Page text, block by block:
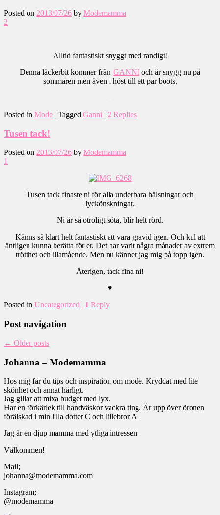
Posted on 2013/07/26 by Modemamma
2
Alltid fantastiskt snyggt med randigt!
Denna läckerbit kommer från GANNI och är snygg nu på
sommaren men även i höst till ett par boots.
Posted in Mode | Tagged Ganni | 2 Replies
Tusen tack!
Posted on 2013/07/26 by Modemamma
1
Tusen tack finaste ni för alla underbara hälsningar och
lyckönskningar.
Ni är så otroligt söta, blir helt rörd.
Känns så klart helt fantastiskt att vara gravid igen. Och kul att
äntligen kunna berätta för er. Det har varit några månader av extrem
trötthet och illamående. Men nu känner jag mig på topp igen.
Återigen, tack fina ni!
♥
Posted in Uncategorized | 1 Reply
Post navigation
← Older posts
Johanna – Modemamma
Hos mig får du tips och inspiration om mode. Kryddat med lite
skönhet och annat härligt.
Jag gillar att mixa budget med lyx.
Har en förkärlek till handväskor vackra ting. Är upp över öronen
förälskad i min lilla dotter C och lillebror A.
Jag är en djup mamma med ytliga intressen.
Välkommen!
Mail;
johanna@modemamma.com
Instagram;
@modemamma